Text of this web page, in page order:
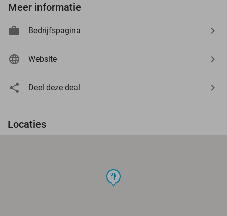
Meer informatie
Bedrijfspagina
Website
Deel deze deal
Locaties
food